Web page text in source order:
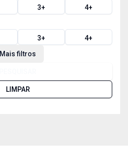
3+ 4+
3+ 4+
Mais filtros
LIMPAR